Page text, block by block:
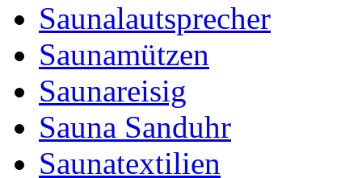
Saunalautsprecher
Saunamützen
Saunareisig
Sauna Sanduhr
Saunatextilien